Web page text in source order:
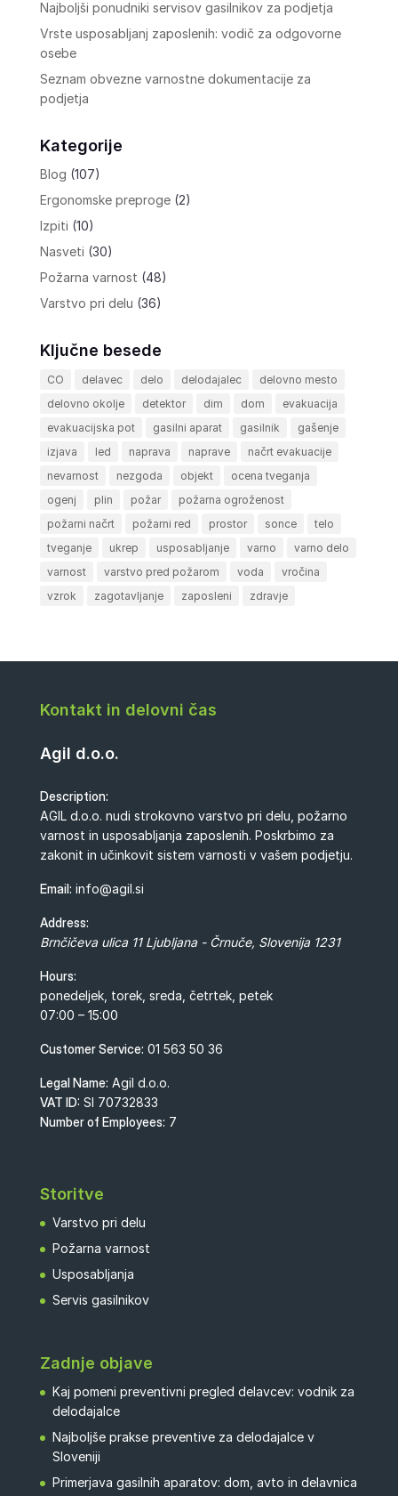
Najboljši ponudniki servisov gasilnikov za podjetja
Vrste usposabljanj zaposlenih: vodič za odgovorne
osebe
Seznam obvezne varnostne dokumentacije za
podjetja
Kategorije
Blog (107)
Ergonomske preproge(2)
Izpiti (10)
Nasveti (30)
Požarna varnost (48)
Varstvo pri delu (36)
Ključne besede
CO delavec delo delodajalec
delovno mesto
delovno okolje
detektor dim dom
evakuacija
evakuacijska pot
gasilni aparat gasilnik
gašenje
izjava
led naprava naprave
načrt evakuacije
nevarnost
nezgoda objekt
ocena tveganja
ogenj
plin požar
požarna ogroženost
požarni načrt
požarni red prostor sonce
telo
tveganje
ukrep usposabljanje varno
varno delo
varnost
varstvo pred požarom voda
vročina
vzrok
zagotavljanje zaposleni zdravje
Kontakt in delovni čas
Agil d.o.o.
Description:
AGIL d.o.o. nudi strokovno varstvo pri delu, požarno
varnost in usposabljanja zaposlenih. Poskrbimo za
zakonit in učinkovit sistem varnosti v vašem podjetju.
Email: info@agil.si
Address:
Brnčičeva ulica 11 Ljubljana - Črnuče, Slovenija 1231
Hours:
ponedeljek, torek, sreda, četrtek, petek
07:00 – 15:00
Customer Service: 01 563 50 36
Legal Name: Agil d.o.o.
VAT ID: SI 70732833
Number of Employees: 7
Storitve
Varstvo pri delu
Požarna varnost
Usposabljanja
Servis gasilnikov
Zadnje objave
Kaj pomeni preventivni pregled delavcev: vodnik za
delodajalce
Najboljše prakse preventive za delodajalce v
Sloveniji
Primerjava gasilnih aparatov: dom, avto in delavnica